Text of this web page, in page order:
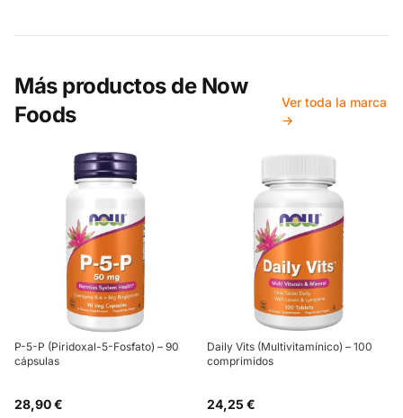
Más productos de Now
Foods
Ver toda la marca
→
P-5-P (Piridoxal-5-Fosfato) – 90
cápsulas
28,90 €
Daily Vits (Multivitamínico) – 100
comprimidos
24,25 €